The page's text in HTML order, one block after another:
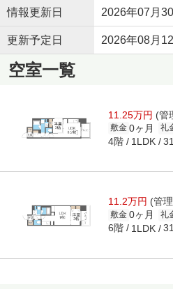
情報更新日 2026年07月
更新予定日 2026年08月
空室一覧
11.25万円 (管
敷金 0ヶ月 礼
4階 1LDK
11.2万円 (管
敷金 0ヶ月 礼
6階 1LDK